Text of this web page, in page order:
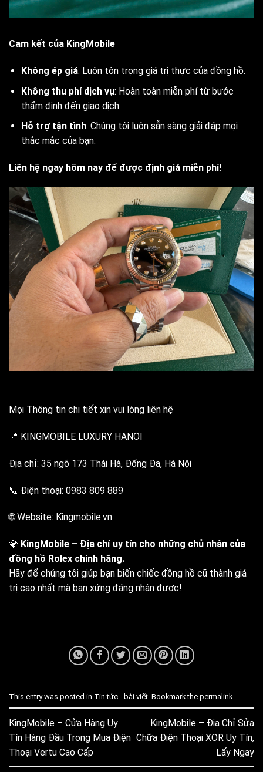
Cam kết của KingMobile
Không ép giá: Luôn tôn trọng giá trị thực của đồng hồ.
Không thu phí dịch vụ: Hoàn toàn miễn phí từ bước
thẩm định đến giao dịch.
Hỗ trợ tận tình: Chúng tôi luôn sẵn sàng giải đáp mọi
thắc mắc của bạn.
Liên hệ ngay hôm nay để được định giá miễn phí!
Mọi Thông tin chi tiết xin vui lòng liên hệ
📍 KINGMOBILE LUXURY HANOI
Địa chỉ: 35 ngõ 173 Thái Hà, Đống Đa, Hà Nội
📞 Điện thoại: 0983 809 889
🌐 Website: Kingmobile.vn
💎 KingMobile – Địa chỉ uy tín cho những chủ nhân của
đồng hồ Rolex chính hãng.
Hãy để chúng tôi giúp bạn biến chiếc đồng hồ cũ thành giá
trị cao nhất mà bạn xứng đáng nhận được!
This entry was posted in Tin tức - bài viết. Bookmark the permalink.
KingMobile – Cửa Hàng Uy
Tín Hàng Đầu Trong Mua Điện
Thoại Vertu Cao Cấp
KingMobile – Địa Chỉ Sửa
Chữa Điện Thoại XOR Uy Tín,
Lấy Ngay